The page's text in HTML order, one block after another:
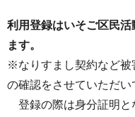
利用登録はいそご区民
ます。
※なりすまし契約など被
の確認をさせていただい
登録の際は身分証明と